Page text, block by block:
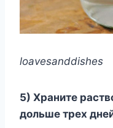
loavesanddishes
5) Храните
дольше трех